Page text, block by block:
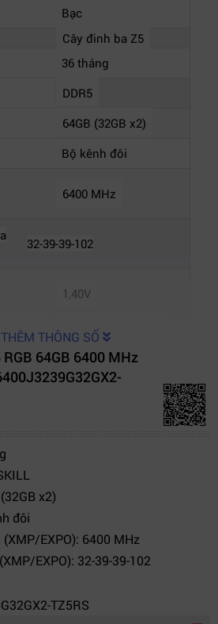
Bạc
Cây đinh ba Z5
36 tháng
DDR5
64GB (32GB x2)
Bộ kênh đôi
6400 MHz
32-39-39-102
1,40V
đệm
Không có bộ đệm
không phải ETC
4800 MHz
THÔNG SỐ
64GB 6400 MHz
x2)
đôi
EXPO): 6400 MHz
EXPO): 32-39-39-102
TZ5RS